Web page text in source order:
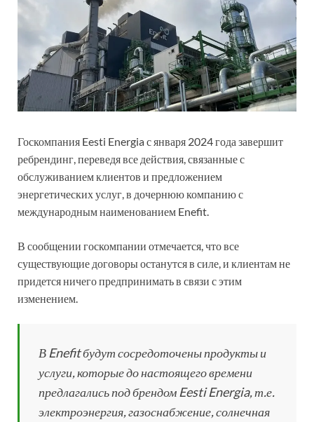
Госкомпания Eesti Energia с января 2024 года завершит
ребрендинг, переведя все действия, связанные с
обслуживанием клиентов и предложением
энергетических услуг, в дочернюю компанию с
международным наименованием Enefit.
В сообщении госкомпании отмечается, что все
существующие договоры останутся в силе, и клиентам не
придется ничего предпринимать в связи с этим
изменением.
В Enefit будут сосредоточены продукты и
услуги, которые до настоящего времени
предлагались под брендом Eesti Energia, т.е.
электроэнергия, газоснабжение, солнечная